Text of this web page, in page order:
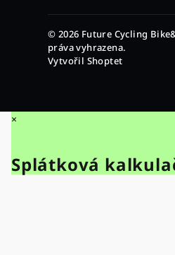
© 2026 Future Cycling
práva vyhrazena.
Vytvořil Shoptet
×
Splátková